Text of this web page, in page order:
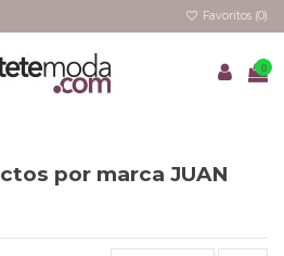
Favoritos (0)
0
por marca JUAN